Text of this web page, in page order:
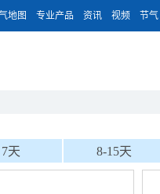
地图 专业产品 资讯 视频 节气
7天 8-15天